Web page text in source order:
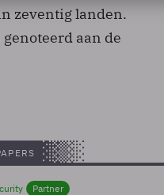
zeventig landen.
aan de
Partner